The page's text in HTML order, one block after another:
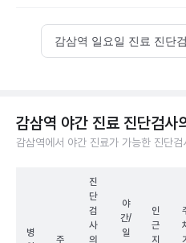
감삼역 일요일 진료 진단
감삼역 야간 진료 진단검사
감삼역에서 야간 진료가 가능한 진단
병
주
진
단
검
사
의
야
간/
일
인
근
지